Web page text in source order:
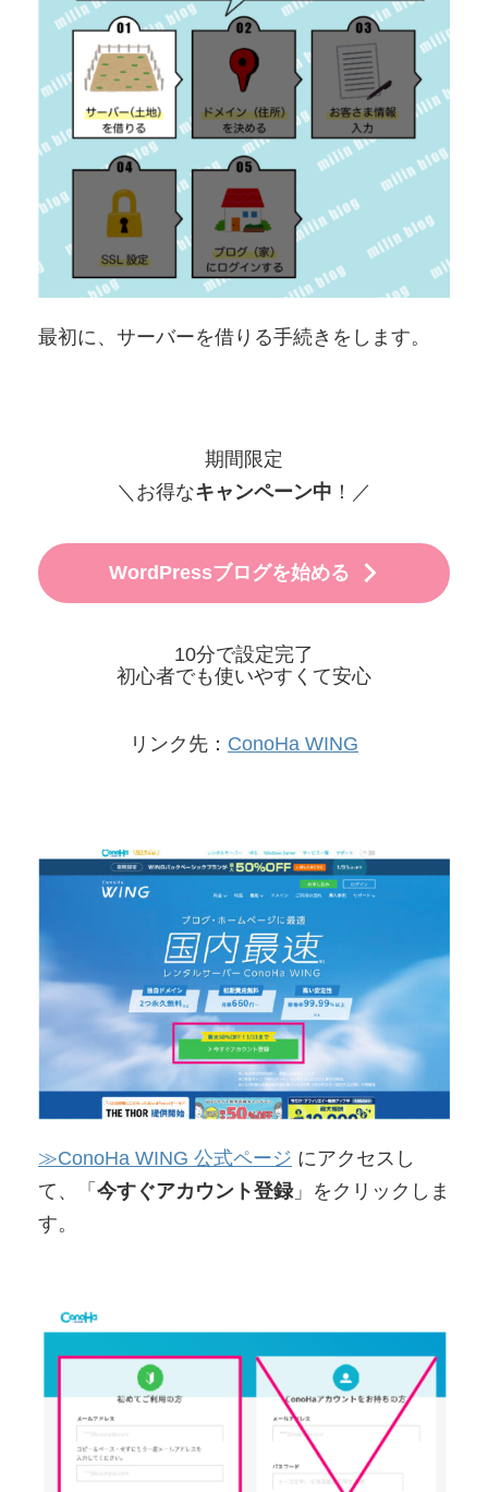
最初に、サーバーを借りる手続きをします。
期間限定
＼お得なキャンペーン中 ！／
WordPressブログを始める
10分で設定完了
初心者でも使いやすくて安心
リンク先： ConoHa WING
≫ConoHa WING 公式ページ にアクセスし
て、「 今すぐアカウント登録」をクリックしま
す。